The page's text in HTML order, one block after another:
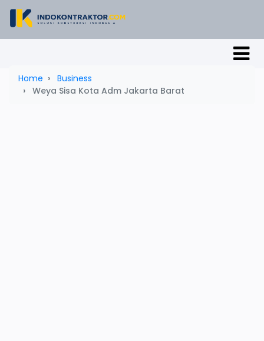
Home
Business
Weya Sisa Kota Adm Jakarta Barat